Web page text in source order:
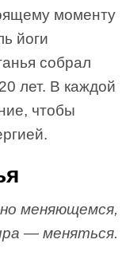
моменту
йоги
собрал
лет. В каждой
чтобы
меняющемся,
— меняться.